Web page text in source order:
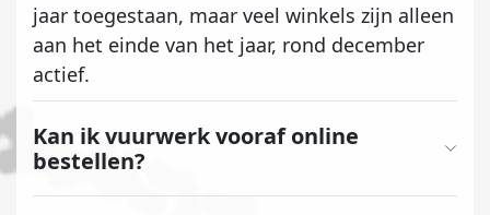
jaar toegestaan, maar veel winkels zijn alleen
aan het einde van het jaar, rond december
actief.
Kan ik vuurwerk vooraf online
bestellen?